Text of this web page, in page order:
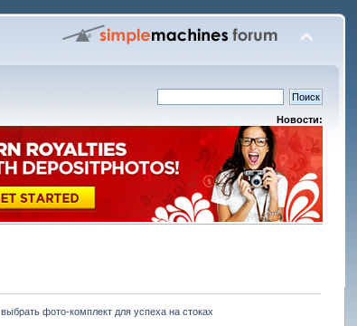
Новости:
выбрать фото-комплект для успеха на стоках